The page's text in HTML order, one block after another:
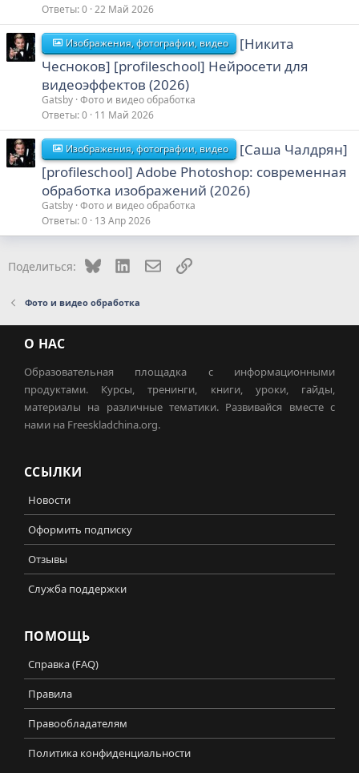
Ответы 0 22 Май 2026
Изображения, фотографии, видео
[Никита
Чесноков] [profileschool] Нейросети для
видеоэффектов (2026)
Gatsby Фото и видео обработка
Ответы 0 11 Май 2026
Изображения, фотографии, видео
[Саша Чалдрян]
[profileschool] Adobe Photoshop: современная
обработка изображений (2026)
Gatsby Фото и видео обработка
Ответы 0 13 Апр 2026
Поделиться: Bluesky LinkedInЭлектронная почта
Ссылка
Фото и видео обработка
О НАС
Образовательная площадка с информационными
продуктами. Курсы, тренинги, книги, уроки, гайды,
материалы на различные тематики. Развивайся вместе с
нами на Freeskladchina.org.
ССЫЛКИ
Новости
Оформить подписку
Отзывы
Служба поддержки
ПОМОЩЬ
Справка (FAQ)
Правила
Правообладателям
Политика конфиденциальности